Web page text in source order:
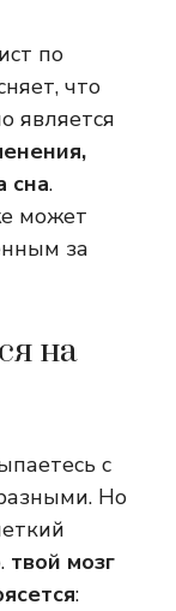
по
что
является
сна.
может
за
на
с
Но
твой мозг
: